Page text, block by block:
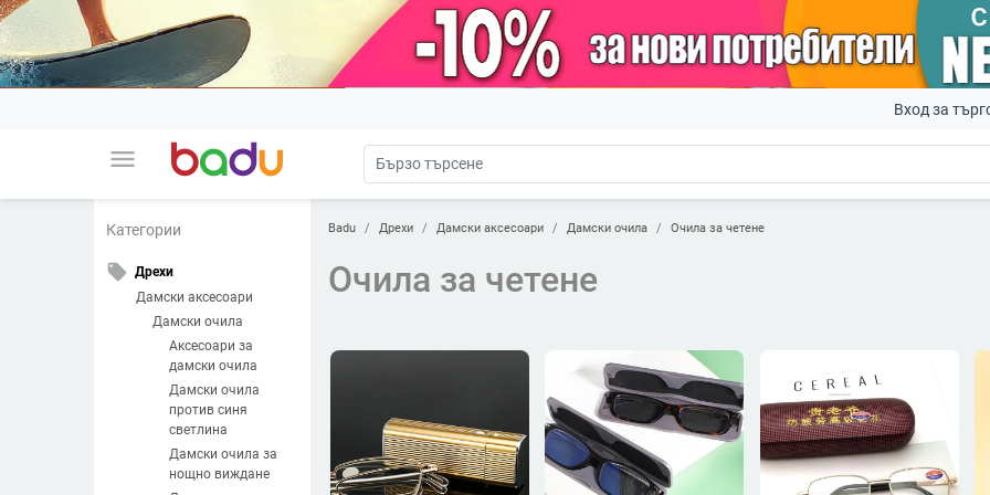
menu
Вход за
Категории
local_offer Дрехи
Дамски аксесоари
Дамски очила
Аксесоари за
дамски очила
Дамски очила
против синя
светлина
Дамски очила за
нощно виждане
Badu Дрехи Дамски аксесоари Дамски очила Очила за четене
Очила за четене